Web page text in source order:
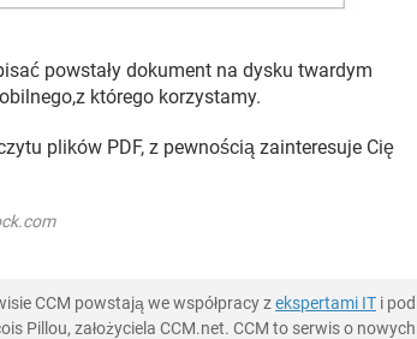
powstały dokument na dysku twardym
którego korzystamy.
plików PDF, z pewnością zainteresuje Cię
CCM powstają we współpracy zekspertami IT i pod
Pillou, założyciela CCM.net. CCM to serwis o nowych